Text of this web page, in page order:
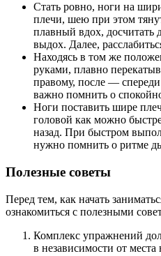
Стать ровно, ноги на
плечи, шею при этом
плавный вдох,
выдох. Далее,
Находясь в том же
руками, плавно
правому, после —
важно помнить о
Ноги поставить шире
головой как можно
назад. При быстром
нужно помнить о ритме
Полезные советы
Перед тем, как начать
ознакомиться с полезными
Комплекс упражнений
в независимости от места